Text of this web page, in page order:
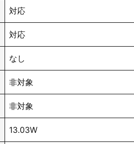
対応
対応
なし
非対象
非対象
13.03W